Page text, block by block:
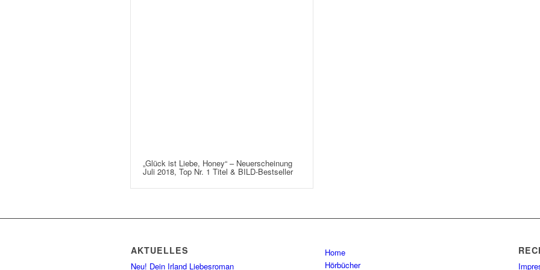
„Glück ist Liebe, Honey“ – Neuerscheinung
Juli 2018, Top Nr. 1 Titel & BILD-Bestseller
AKTUELLES
Neu! Dein Irland Liebesroman
Home
Hörbücher